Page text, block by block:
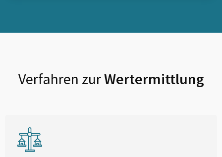
Verfahren zurWertermittlung